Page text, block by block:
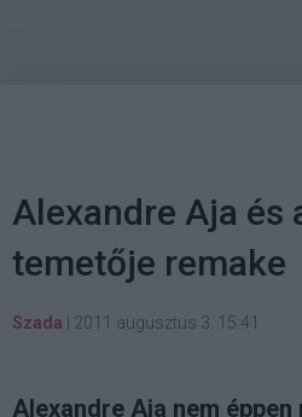
Alexandre Aja és
temetője remake
Szada 2011 augusztus 3. 15:41
Alexandre Aja nem